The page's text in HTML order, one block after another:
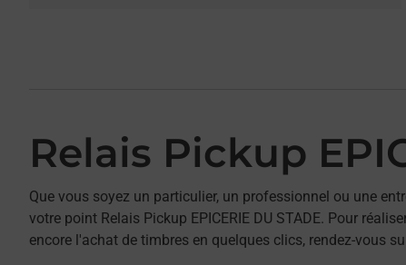
Relais Pickup
Que vous soyez un particulier, un professionnel ou une
votre point Relais Pickup EPICERIE DU STADE. Pour
encore l'achat de timbres en quelques clics, rendez-vous